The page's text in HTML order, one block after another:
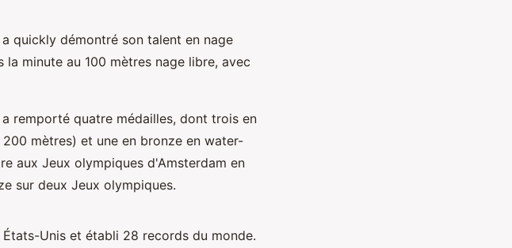
quickly démontré son talent en nage
minute au 100 mètres nage libre, avec
remporté quatre médailles, dont trois en
mètres) et une en bronze en water-
aux Jeux olympiques d'Amsterdam en
sur deux Jeux olympiques.
Unis et établi 28 records du monde.